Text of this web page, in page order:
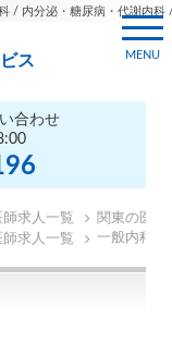
/ 内分泌・糖尿病・代謝内科
ス
合わせ
MENU
求人一覧
関東の医師
求人一覧 一般内科の